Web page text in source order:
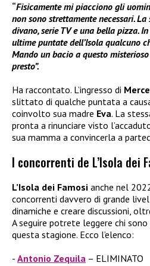
“Fisicamente mi piacciono gli
non sono strettamente necessari.
divano, serie TV e una bella pizza.
ultime puntate dell’Isola qualcuno
Mando un bacio a questo
presto”.
Ha raccontato. L’ingresso di
slittato di qualche puntata a
coinvolto sua madre Eva. La
pronta a rinunciare visto
sua mamma a convincerla a
I concorrenti de L’Isola dei
L’Isola dei Famosi anche nel
concorrenti davvero di grande
dinamiche e creare discussioni,
A seguire potrete leggere chi
questa stagione. Ecco l’elenco:
Antonio Zequila – ELIMINATO